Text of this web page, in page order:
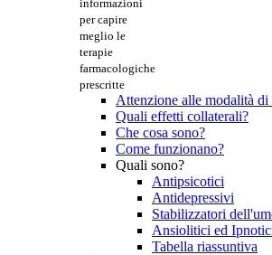
informazioni
per capire
meglio le
terapie
farmacologiche
prescritte
Attenzione alle modalità di
Quali effetti collaterali?
Che cosa sono?
Come funzionano?
Quali sono?
Antipsicotici
Antidepressivi
Stabilizzatori
Ansiolitici ed
Tabella riassuntiva